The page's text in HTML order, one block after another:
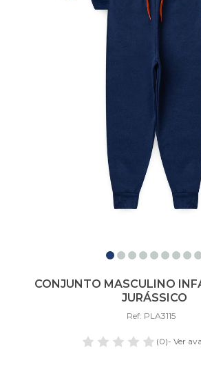
CONJUNTO MASCULINO
JURÁSSICO
Ref: PLA3115
(0)- Ver